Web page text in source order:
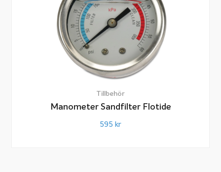
Tillbehör
Manometer Sandfilter Flotide
595 kr